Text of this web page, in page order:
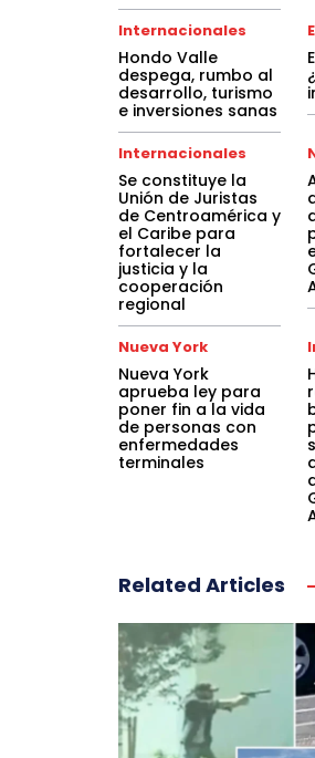
Internacionales
Hondo Valle
despega, rumbo al
desarrollo, turismo
e inversiones sanas
Internacionales
Se constituye la
Unión de Juristas
de Centroamérica y
el Caribe para
fortalecer la
justicia y la
cooperación
regional
Nueva York
Nueva York
aprueba ley para
poner fin a la vida
de personas con
enfermedades
terminales
Related Articles